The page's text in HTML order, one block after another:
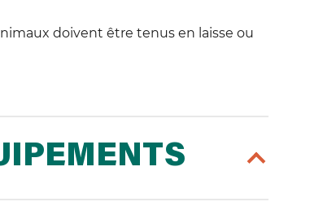
doivent être tenus en laisse ou